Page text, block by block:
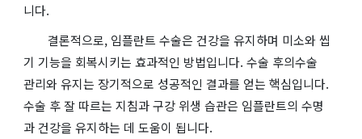
니다.
결론적으로, 임플란트 수술은 건강을 유지하며 미소와 씹
기 기능을 회복시키는 효과적인 방법입니다. 수술 후의수술
관리와 유지는 장기적으로 성공적인 결과를 얻는 핵심입니다.
수술 후 잘 따르는 지침과 구강 위생 습관은 임플란트의 수명
과 건강을 유지하는 데 도움이 됩니다.